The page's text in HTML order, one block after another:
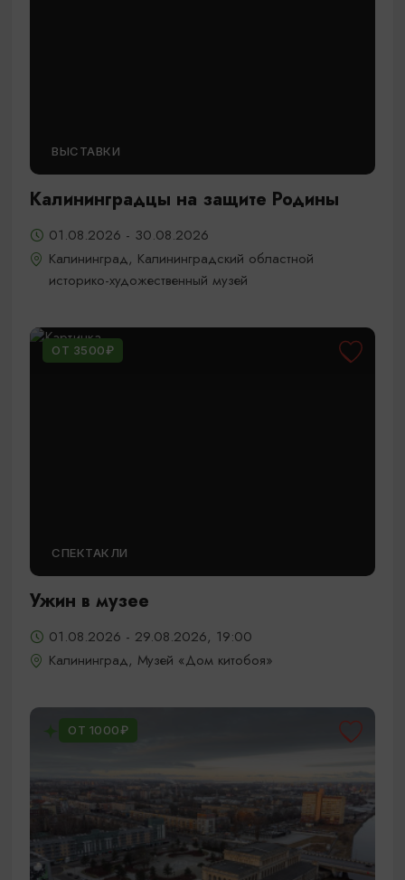
ВЫСТАВКИ
Калининградцы на защите Родины
01.08.2026 - 30.08.2026
Калининград, Калининградский областной
историко-художественный музей
ОТ 3500₽
СПЕКТАКЛИ
Ужин в музее
01.08.2026 - 29.08.2026, 19:00
Калининград, Музей «Дом китобоя»
ОТ 1000₽